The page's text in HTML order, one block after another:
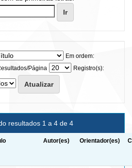
Em ordem:
Página
Registro(s):
resultados 1 a 4 de 4
Autor(es) Orientador(es)